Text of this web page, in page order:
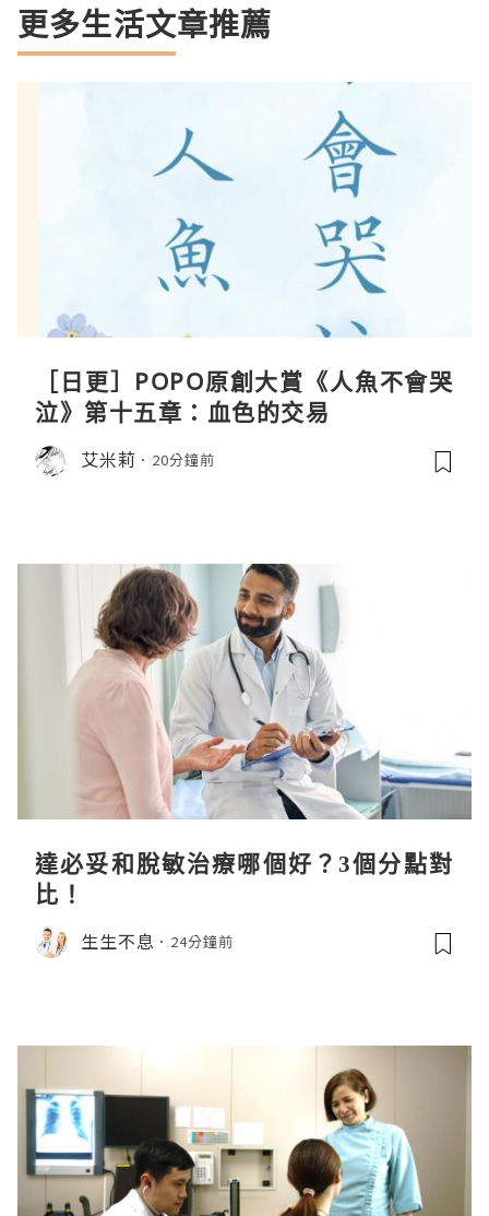
更多生活文章推薦
［日更］POPO原創大賞《人魚不會哭
泣》第十五章：血色的交易
艾米莉 20分鐘前
達必妥和脫敏治療哪個好？3個分點對
比！
生生不息 24分鐘前